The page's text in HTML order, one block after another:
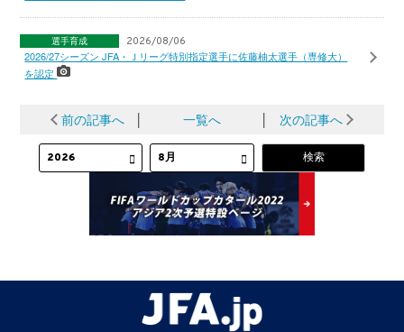
選手育成 2026/08/06
2026/27シーズン JFA・Ｊリーグ特別指定選手に佐藤柚太選手（専修大）
を認定
前の記事へ │ 一覧へ │ 次の記事へ